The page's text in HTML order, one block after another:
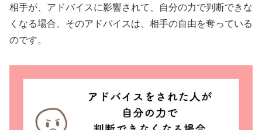
相手が、アドバイスに影響されて、自分の力で判断できな
くなる場合、そのアドバイスは、相手の自由を奪っている
のです。